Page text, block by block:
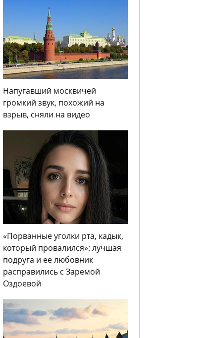
Напугавший москвичей
громкий звук, похожий на
взрыв, сняли на видео
«Порванные уголки рта, кадык,
который провалился»: лучшая
подруга и ее любовник
расправились с Заремой
Оздоевой